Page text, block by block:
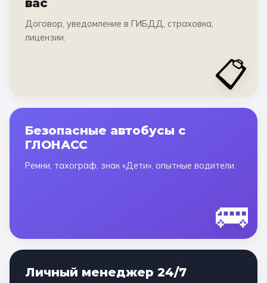
вас
Договор, уведомление в ГИБДД, страховка,
лицензии.
📋
Безопасные автобусы с
ГЛОНАСС
Ремни, тахограф, знак «Дети», опытные водители.
🚌
Личный менеджер 24/7